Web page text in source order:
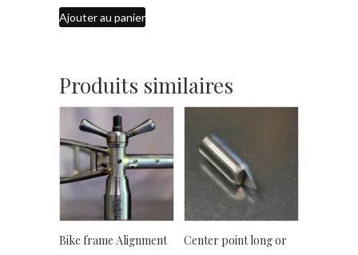
Ajouter au panier
Produits similaires
Bike frame Alignment
Center point long or